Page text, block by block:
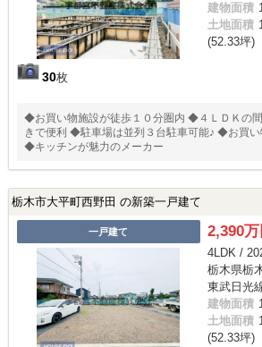
30枚
建物面積
土地面積
(52.33坪)
◆お買い物施設が徒歩１０分圏内 ◆４ＬＤＫの間
きで便利 ◆駐車場は並列３台駐車可能♪ ◆お買い
◆キッチンが魅力のメーカー
栃木市大平町西野田 の新築一戸建て
一戸建て 2,390万
4LDK /
栃木県栃
東武日光
建物面積
土地面積
(52.33坪)